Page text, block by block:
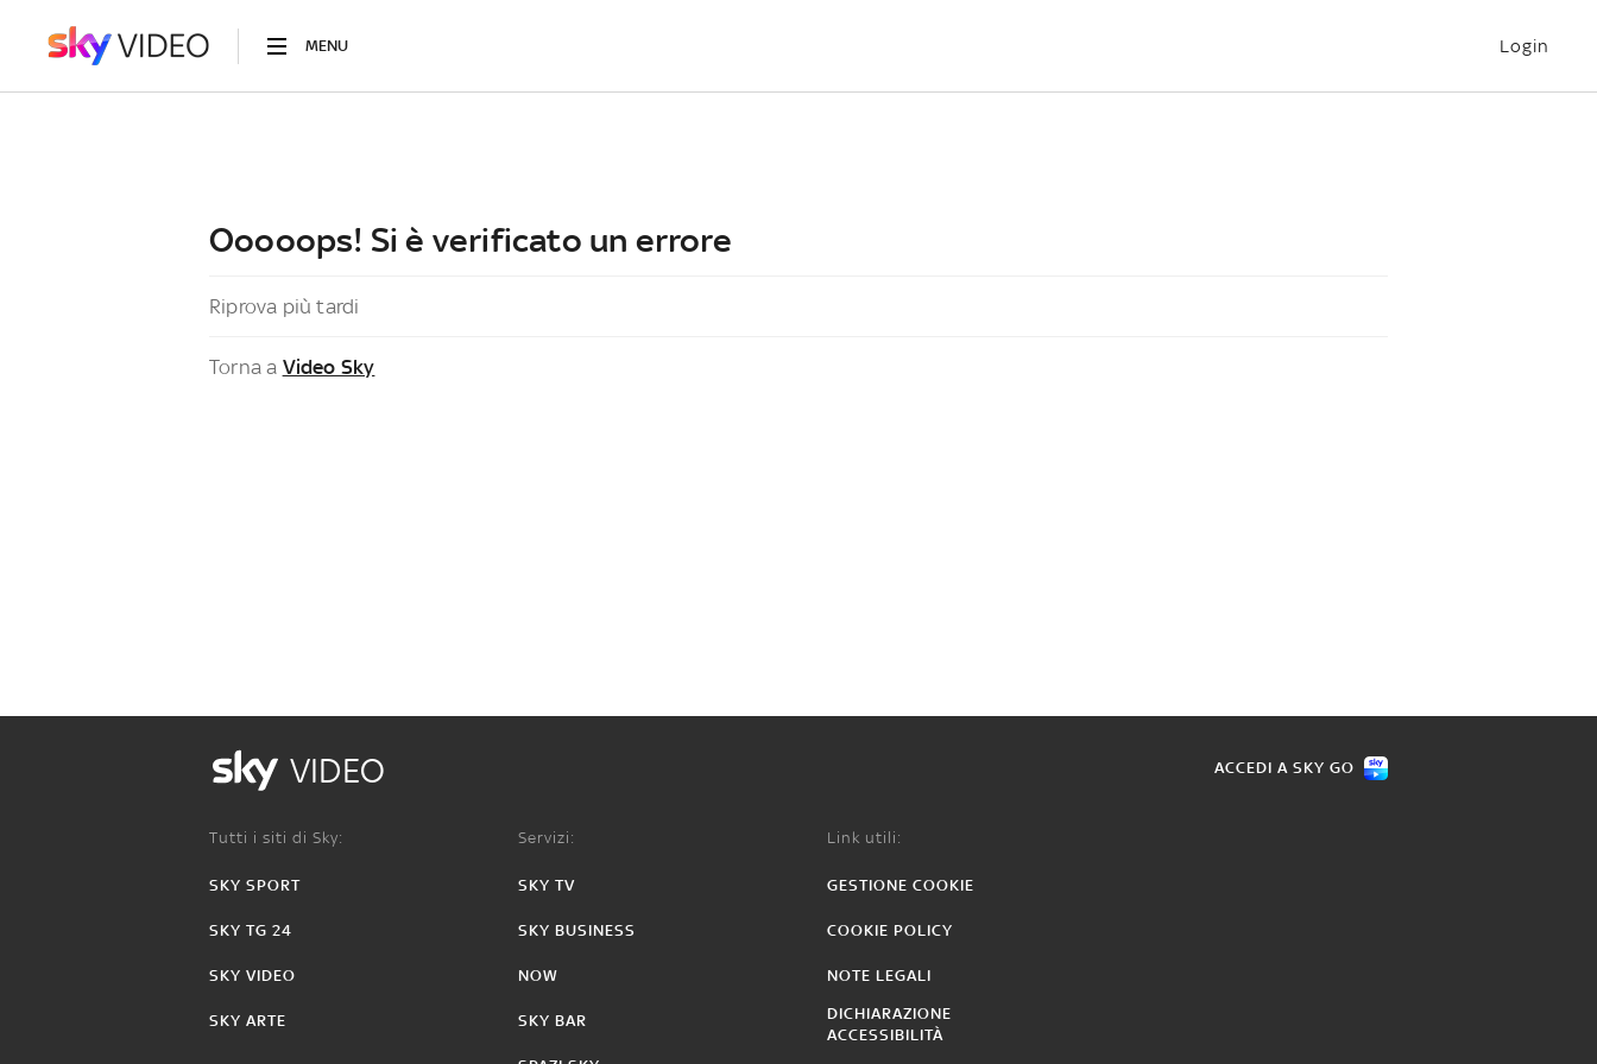
MENU Login
Ooooops! Si è verificato un errore
Riprova più tardi
Torna a Video Sky
VIDEO ACCEDI A SKY GO
Tutti i siti di Sky:
SKY SPORT
SKY TG 24
SKY VIDEO
SKY ARTE
Servizi:
SKY TV
SKY BUSINESS
NOW
SKY BAR
Link utili:
GESTIONE COOKIE
COOKIE POLICY
NOTE LEGALI
DICHIARAZIONE
ACCESSIBILITÀ